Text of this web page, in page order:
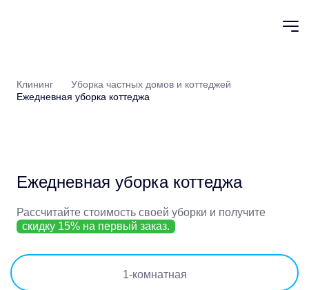
Клининг
Уборка частных домов и коттеджей
Ежедневная уборка коттеджа
Ежедневная уборка коттеджа
Рассчитайте стоимость своей уборки и получите
скидку 15% на первый заказ.
1-комнатная